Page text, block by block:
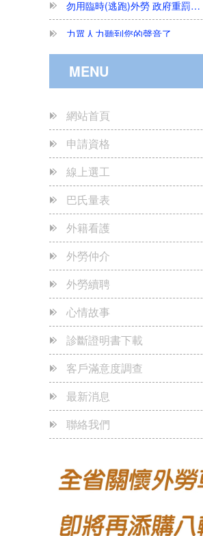
力眾人力聽到您的聲音了
開立証明之醫院(中部以南)
開立証明之醫院
每月只接50件---欲辦從速
尋人啟事......
我知道您是位好雇主
五星級飯店般的服務
秒殺-秒殺-0元申辦
~~~本公司官網重要公告~~~
為何本公司可以免費專案申辦外勞看護?
MENU
網站首頁
申請資格
線上選工
巴氏量表
外籍看護
外勞仲介
外勞續聘
心情故事
診斷證明書下載
客戶滿意度調查
最新消息
聯絡我們